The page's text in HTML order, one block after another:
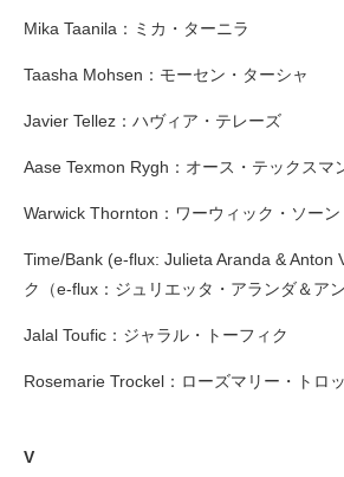
Mika Taanila：ミカ・ターニラ
Taasha Mohsen：モーセン・ターシャ
Javier Tellez：ハヴィア・テレーズ
Aase Texmon Rygh：オース・テックスマ
Warwick Thornton：ワーウィック・ソーン
Time/Bank (e-flux: Julieta Aranda & Anton
ク（e-flux：ジュリエッタ・アランダ＆ア
Jalal Toufic：ジャラル・トーフィク
Rosemarie Trockel：ローズマリー・トロ
V